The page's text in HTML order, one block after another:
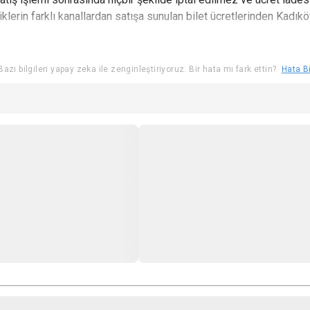
farklı kanallardan satışa sunulan bilet ücretlerinden
cep telefonu kullanılmamasını, fotoğraf
Bazı bilgileri yapay zeka ile zenginleştiriyoruz. Bir hata mı fark ettin? Hata